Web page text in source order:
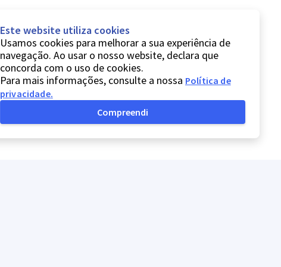
Este website utiliza cookies
Usamos cookies para melhorar a sua experiência de
navegação. Ao usar o nosso website, declara que
concorda com o uso de cookies.
Para mais informações, consulte a nossa Política de
privacidade.
Compreendi